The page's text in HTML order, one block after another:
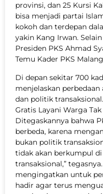
provinsi, dan 25 Kursi
bisa menjadi partai
kokoh dan terdepan
yakin Kang Irwan.
Presiden PKS Ahmad
Temu Kader PKS Malang
Di depan sekitar 700
menjelaskan
dan politik
Gratis Layani Warga
Ditegaskannya bahwa
berbeda, karena
bukan politik
tidak akan berkumpul
transaksional,”
mengingatkan untuk
hadir agar terus